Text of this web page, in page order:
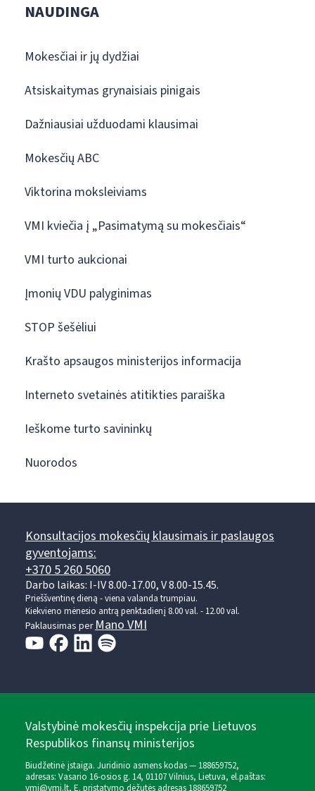
NAUDINGA
Mokesčiai ir jų dydžiai
Atsiskaitymas grynaisiais pinigais
Dažniausiai užduodami klausimai
Mokesčių ABC
Viktorina moksleiviams
VMI kviečia į „Pasimatymą su mokesčiais“
VMI turto aukcionai
Įmonių VDU palyginimas
STOP šešėliui
Krašto apsaugos ministerijos informacija
Interneto svetainės atitikties paraiška
Ieškome turto savininkų
Nuorodos
Konsultacijos mokesčių klausimais ir paslaugos
gyventojams:
+370 5 260 5060
Darbo laikas: I-IV 8.00-17.00, V 8.00-15.45.
Prieššventinę dieną - viena valanda trumpiau.
Kiekvieno mėnesio antrą penktadienį 8.00 val. - 12.00 val.
Paklausimas perMano VMI
Valstybinė mokesčių inspekcija prie Lietuvos
Respublikos finansų ministerijos
Biudžetinė įstaiga. Juridinio asmens kodas — 188659752,
adresas: Vasario 16-osios g. 14, 01107 Vilnius, Lietuva, el.paštas:
vmi@vmi.lt, E. pristatymo dėžutės adresas 188659752